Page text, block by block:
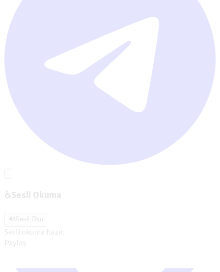
♿Sesli Okuma
🔊 Sesli Oku
Sesli okuma hazır.
Paylaş: